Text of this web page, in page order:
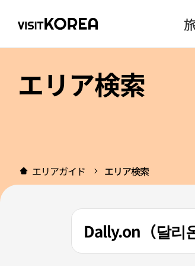
エリア検索
エリアガイド エリア検索
Dally.on（달리